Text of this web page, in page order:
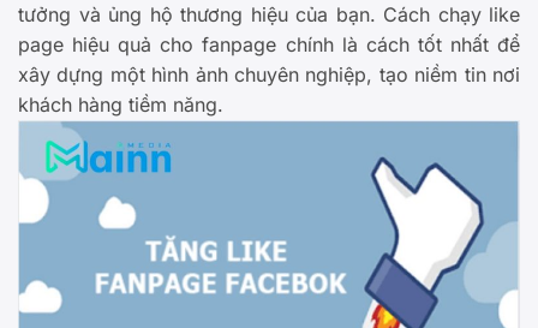
tưởng và ủng hộ thương hiệu của bạn. Cách chạy like
page hiệu quả cho fanpage chính là cách tốt nhất để
xây dựng một hình ảnh chuyên nghiệp, tạo niềm tin nơi
khách hàng tiềm năng.